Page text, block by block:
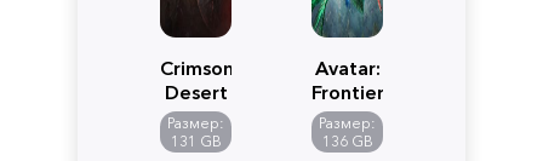
Crimson
Desert
Размер:
131 GB
Avatar:
Frontiers
of
Pandora
Размер:
136 GB